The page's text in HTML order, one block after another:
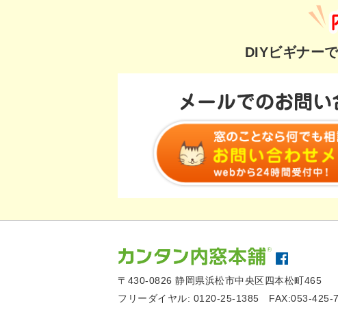
DIYビギナー
〒430-0826 静岡県浜松市中央区四本松町465
フリーダイヤル: 0120-25-1385
FAX:053-425-